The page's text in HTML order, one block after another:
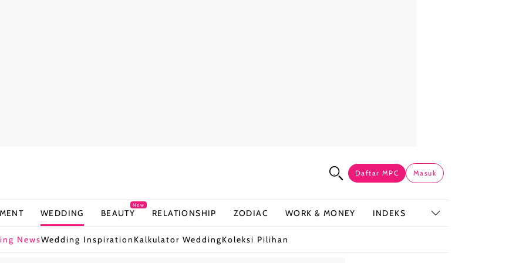
Daftar MPC Masuk
WEDDING BEAUTY
New
RELATIONSHIP ZODIAC WORK & MONEY INDEKS
NewsWedding Inspiration Kalkulator WeddingKoleksi Pilihan